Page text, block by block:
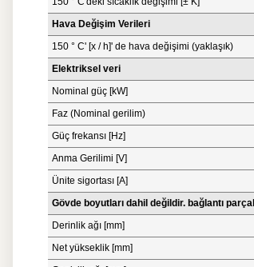
Hava Değişim Verileri
150 ° C' [x / h]' de hava değişimi (yaklaşık)
Elektriksel veri
Nominal güç [kW]
Faz (Nominal gerilim)
Güç frekansı [Hz]
Anma Gerilimi [V]
Ünite sigortası [A]
Gövde boyutları dahil değildir. bağlantı
Derinlik ağı [mm]
Net yükseklik [mm]